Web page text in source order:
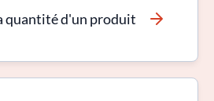
quantité d'un produit